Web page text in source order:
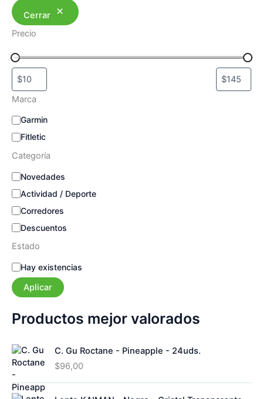
Cerrar
Precio
Marca
M
r
c
Garmin
Fitletic
Categoría
C
t
e
g
o
r
a
Novedades
Actividad / Deporte
Corredores
Descuentos
Estado
E
s
t
d
o
Hay existencias
Aplicar
Productos mejor valorados
C. Gu Roctane - Pineapple - 24uds.
$96,00